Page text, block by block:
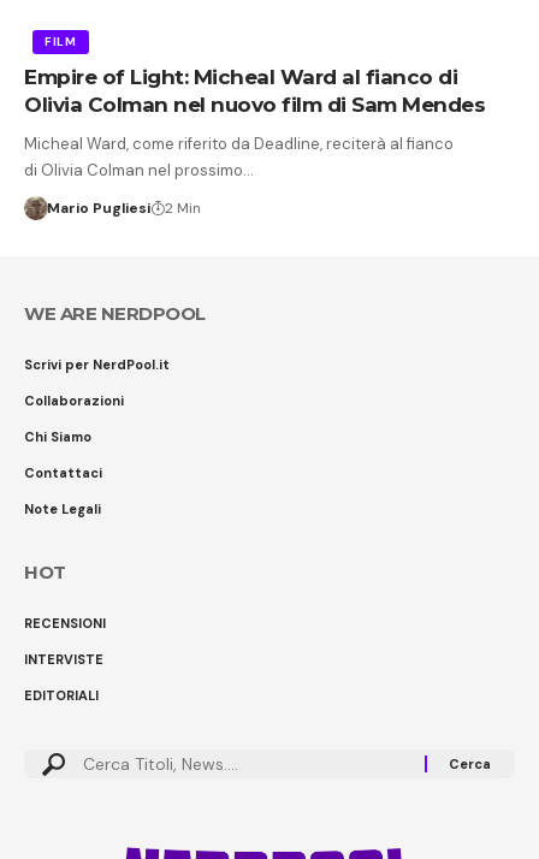
FILM
Empire of Light: Micheal Ward al fianco di
Olivia Colman nel nuovo film di Sam Mendes
Micheal Ward, come riferito da Deadline, reciterà al fianco
di Olivia Colman nel prossimo…
Mario Pugliesi 2 Min
WE ARE NERDPOOL
Scrivi per NerdPool.it
Collaborazioni
Chi Siamo
Contattaci
Note Legali
HOT
RECENSIONI
INTERVISTE
EDITORIALI
Cerca: